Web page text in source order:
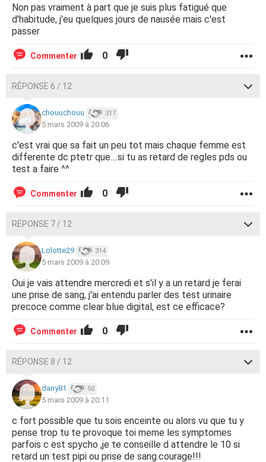
Non pas vraiment à part que je suis plus fatigué que
d'habitude, j'eu quelques jours de nausée mais c'est
passer
Commenter 0
RÉPONSE 6 / 12
chouuchouu 317
5 mars 2009 à 20:06
c'est vrai que sa fait un peu tot mais chaque femme est
differente dc ptetr que....si tu as retard de regles pds ou
test a faire ^^
Commenter 0
RÉPONSE 7 / 12
Lolotte29 314
5 mars 2009 à 20:09
Oui je vais attendre mercredi et s'il y a un retard je ferai
une prise de sang, j'ai entendu parler des test urinaire
precoce comme clear blue digital, est ce efficace?
Commenter 0
RÉPONSE 8 / 12
dany81 50
5 mars 2009 à 20:11
c fort possible que tu sois enceinte ou alors vu que tu y
pense trop tu te provoque toi meme les symptomes
parfois c est spycho ,je te conseille d attendre le 10 si
retard un test pipi ou prise de sang.courage!!!